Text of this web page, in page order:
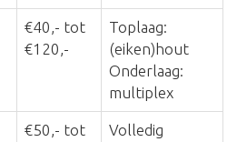
€40,- tot
€120,-
Toplaag:
(eiken)hout
Onderlaag:
multiplex
€50,- tot
Volledig